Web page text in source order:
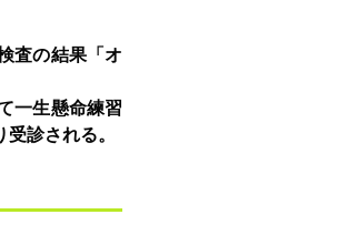
査の結果「オ
一生懸命練習
診される。